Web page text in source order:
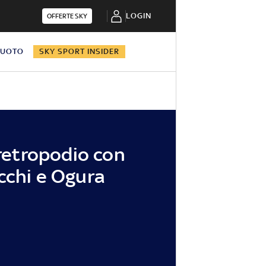
OFFERTE SKY LOGIN
SKY SPORT INSIDER
con
e Ogura